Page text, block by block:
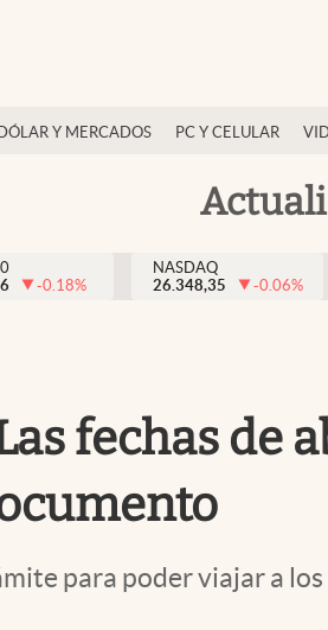
DÓLAR Y MERCADOS PC Y CELULAR
-0.18%
NASDAQ
26.348,35
-0.06%
fechas de
para poder viajar a